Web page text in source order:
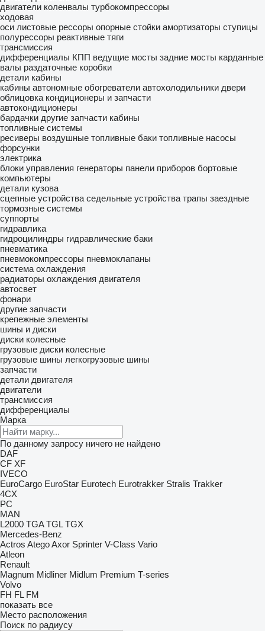
двигатели коленвалы турбокомпрессоры
ходовая
оси листовые рессоры опорные стойки амортизаторы ступицы
полурессоры реактивные тяги
трансмиссия
дифференциалы КПП ведущие мосты задние мосты карданные
валы раздаточные коробки
детали кабины
кабины автономные обогреватели автохолодильники двери
облицовка кондиционеры и запчасти
автокондиционеры
бардачки другие запчасти кабины
топливные системы
ресиверы воздушные топливные баки топливные насосы
форсунки
электрика
блоки управления генераторы панели приборов бортовые
компьютеры
детали кузова
сцепные устройства седельные устройства трапы заездные
тормозные системы
суппорты
гидравлика
гидроцилиндры гидравлические баки
пневматика
пневмокомпрессоры пневмоклапаны
система охлаждения
радиаторы охлаждения двигателя
автосвет
фонари
другие запчасти
крепежные элементы
шины и диски
диски колесные
грузовые диски колесные
грузовые шины легкогрузовые шины
запчасти
детали двигателя
двигатели
трансмиссия
дифференциалы
Марка
По данному запросу ничего не найдено
DAF
CF XF
IVECO
EuroCargo EuroStar Eurotech Eurotrakker Stralis Trakker
4CX
PC
MAN
L2000 TGA TGL TGX
Mercedes-Benz
Actros AtegoAxor Sprinter V-Class Vario
Atleon
Renault
Magnum Midliner Midlum Premium T-series
Volvo
FH FL FM
показать все
Место расположения
Поиск по радиусу